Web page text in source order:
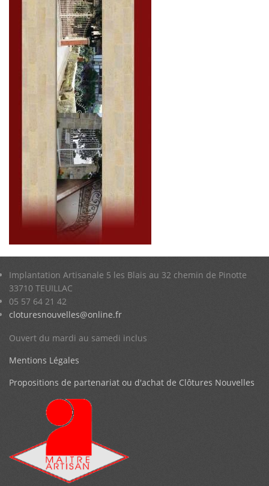
Implantation Artisanale 5 les Blais au 32 chemin de Pinotte
33710 TEUILLAC
05 57 64 21 42
cloturesnouvelles@online.fr
Ouvert du mardi au samedi inclus
Mentions Légales
Propositions de partenariat ou d'achat de Clôtures Nouvelles